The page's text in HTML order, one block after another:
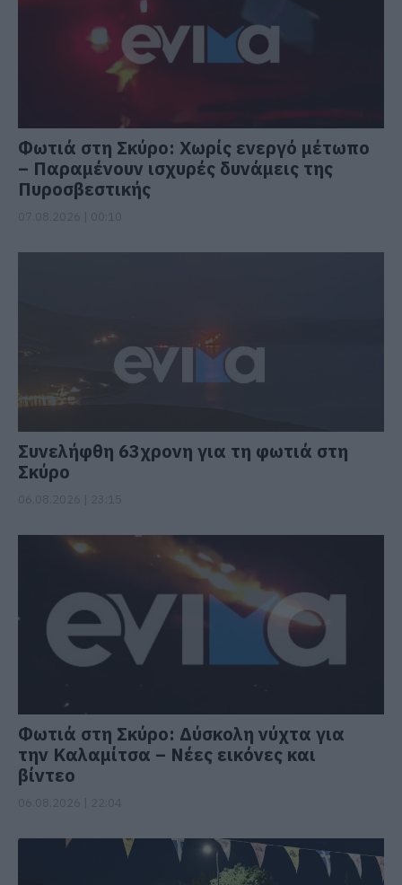
Φωτιά στη Σκύρο: Χωρίς ενεργό μέτωπο
– Παραμένουν ισχυρές δυνάμεις της
Πυροσβεστικής
Συνελήφθη 63χρονη για τη φωτιά στη
Σκύρο
Φωτιά στη Σκύρο: Δύσκολη νύχτα για
την Καλαμίτσα – Νέες εικόνες και
βίντεο